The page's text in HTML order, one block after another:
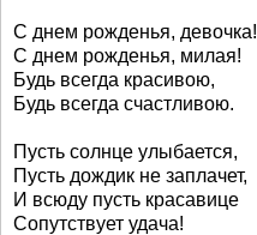
С днем рожденья, девочка!
С днем рожденья, милая!
Будь всегда красивою,
Будь всегда счастливою.
Пусть солнце улыбается,
Пусть дождик не заплачет,
И всюду пусть красавице
Сопутствует удача!